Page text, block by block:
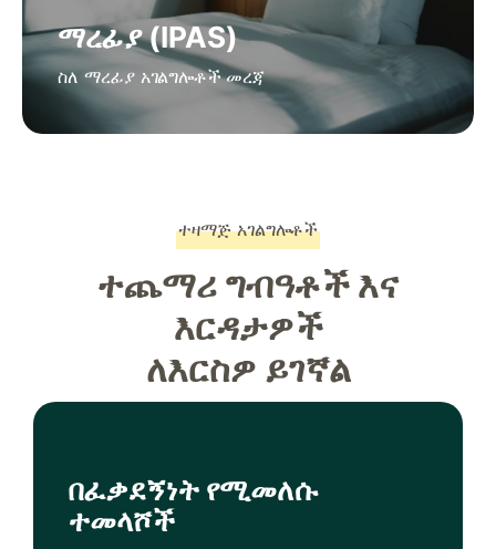
ማረፊያ (IPAS)
ስለ ማረፊያ አገልግሎቶች መረጃ
ተዛማጅ አገልግሎቶች
ተጨማሪ ግብዓቶች እና
እርዳታዎች
ለእርስዎ ይገኛል
በፈቃደኝነት የሚመለሱ
ተመላሾች